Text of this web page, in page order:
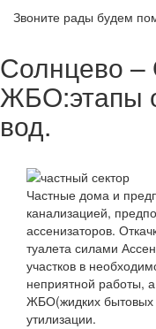
Звоните рады будем
Солнцево
ЖБО:этапы
вод.
Частные дома и
канализацией,
ассенизаторов.
туалета силами
участков в
неприятной работы,
ЖБО(жидких бытовых
утилизации.